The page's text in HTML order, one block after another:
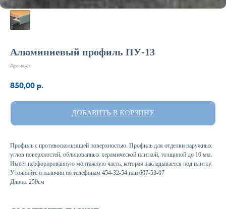
Алюминиевый профиль ПУ-13
Артикул:
850,00 р.
ДОБАВИТЬ В КОРЗИНУ
Профиль с противоскользящей поверхностью. Профиль для отделки наружных
углов поверхностей, облицованных керамической плиткой, толщиной до 10 мм.
Имеет перфорированную монтажную часть, которая закладывается под плитку.
Уточняйте о наличии по телефонам 454-32-54 или 607-53-07
Длина: 250см